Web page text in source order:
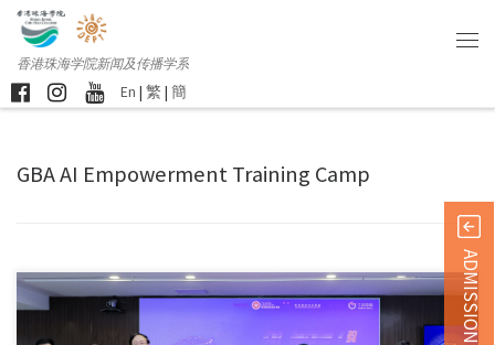
香港珠海学院新闻及传播学系
En | 繁 | 簡
GBA AI Empowerment Training Camp
ADMISSION